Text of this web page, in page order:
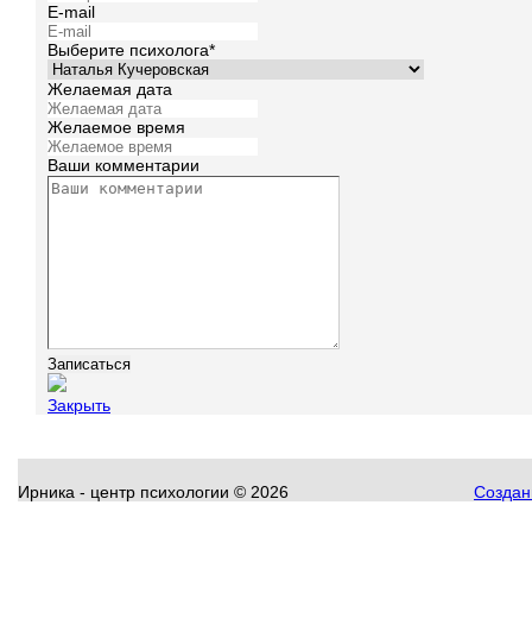
E-mail
Выберите психолога*
Желаемая дата
Желаемое время
Ваши комментарии
Закрыть
Ирника - центр психологии © 2026